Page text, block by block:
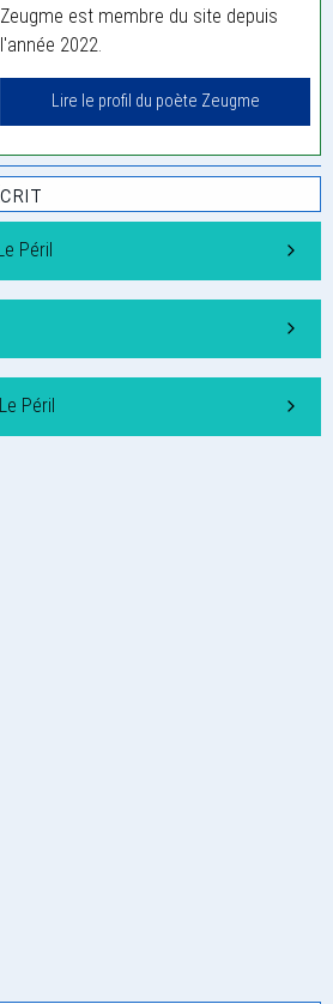
Zeugme est membre du site depuis
l'année 2022.
Lire le profil du poète Zeugme
Péril
Péril